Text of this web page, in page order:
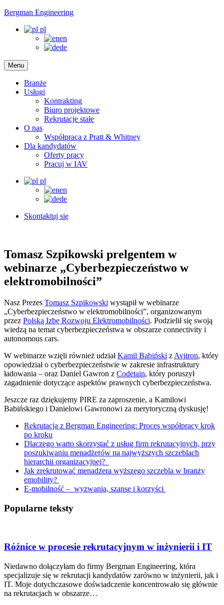
Bergman Engineering
pl
en
de
Menu
Branże
Usługi
Kontrakting
Biuro projektowe
Rekrutacje stałe
O nas
Współpraca z Pratt & Whitney
Dla kandydatów
Oferty pracy
Pracuj w IAV
pl
en
de
Skontaktuj się
Tomasz Szpikowski prelgentem w
webinarze „Cyberbezpieczeństwo w
elektromobilności”
Nasz Prezes Tomasz Szpikowski wystąpił w webinarze
„Cyberbezpieczeństwo w elektromobilności”, organizowanym
przez Polską Izbę Rozwoju Elektromobilności. Podzielił się swoją
wiedzą na temat cyberbezpieczeństwa w obszarze connectivity i
autonomous cars.
W webinarze wzięli również udziałKamil Babiński z Avitron, który
opowiedział o cyberbezpieczeństwie w zakresie infrastruktury
ładowania – oraz Daniel Gawron z Codetain, który poruszył
zagadnienie dotyczące aspektów prawnych cyberbezpieczeństwa.
Jeszcze raz dziękujemy PIRE za zaproszenie, a Kamilowi
Babińskiego i Danielowi Gawronowi za merytoryczną dyskusję!
Rekrutacja z Bergman Engineering: Proces współpracy krok
po kroku
Dlaczego warto skorzystać z usług firm rekrutacyjnych, przy
poszukiwaniu menadżerów na najwyższych szczeblach
hierarchii organizacyjnej?
Jak zrekrutować menadżera wyższego szczebla w branży
emobility?
E-mobilność – wyzwania, szanse i korzyści
Popularne teksty
Różnice w procesie rekrutacyjnym w inżynierii i IT
Niedawno dołączyłam do firmy Bergman Engineering, która
specjalizuje się w rekrutacji kandydatów zarówno w inżynierii, jak i
IT. Moje dotychczasowe doświadczenie koncentrowało się głównie
na rekrutacjach w obszarze…